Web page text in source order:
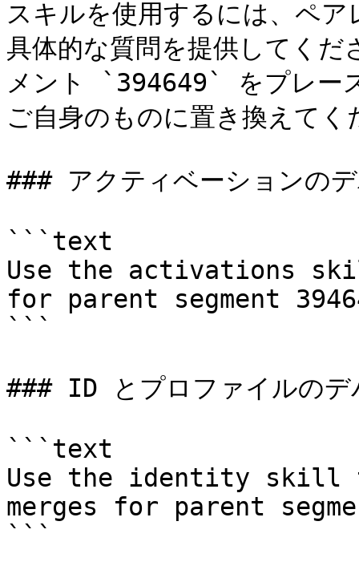
スキルを使用するには、ペ
具体的な質問を提供してく
メント `394649` をプレー
ご自身のものに置き換えてく
### アクティベーションの
```text
Use the activations
for parent segment
```
### ID とプロファイルのデ
```text
Use the identity skill
merges for parent
```